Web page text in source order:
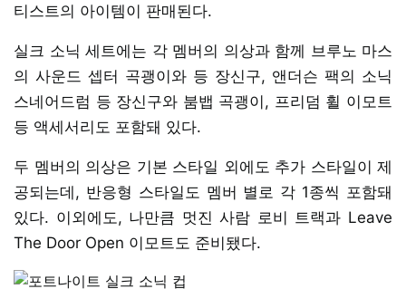
티스트의 아이템이 판매된다.
실크 소닉 세트에는 각 멤버의 의상과 함께 브루노 마스
의 사운드 셉터 곡괭이와 등 장신구, 앤더슨 팩의 소닉
스네어드럼 등 장신구와 붐뱁 곡괭이, 프리덤 휠 이모트
등 액세서리도 포함돼 있다.
두 멤버의 의상은 기본 스타일 외에도 추가 스타일이 제
공되는데, 반응형 스타일도 멤버 별로 각 1종씩 포함돼
있다. 이외에도, 나만큼 멋진 사람 로비 트랙과 Leave
The Door Open 이모트도 준비됐다.